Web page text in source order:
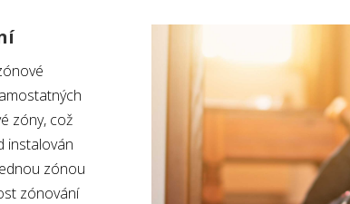
zóny, což
instalován
zónou
zónování